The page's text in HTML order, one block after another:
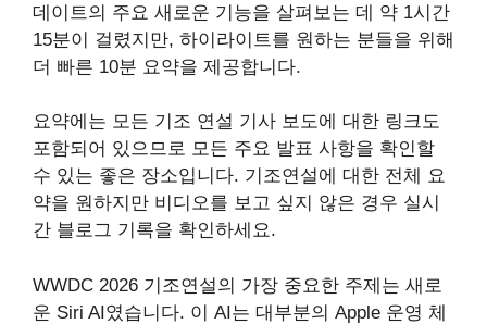
데이트의 주요 새로운 기능을 살펴보는 데 약 1시간
15분이 걸렸지만, 하이라이트를 원하는 분들을 위해
더 빠른 10분 요약을 제공합니다.
요약에는 모든 기조 연설 기사 보도에 대한 링크도
포함되어 있으므로 모든 주요 발표 사항을 확인할
수 있는 좋은 장소입니다. 기조연설에 대한 전체 요
약을 원하지만 비디오를 보고 싶지 않은 경우 실시
간 블로그 기록을 확인하세요.
WWDC 2026 기조연설의 가장 중요한 주제는 새로
운 Siri AI였습니다. 이 AI는 대부분의 Apple 운영 체